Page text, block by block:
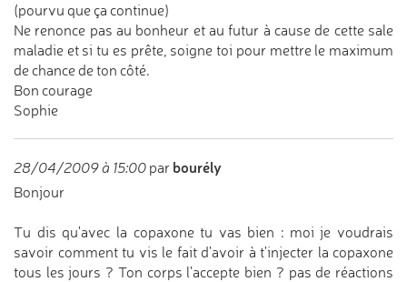
(pourvu que ça continue)
Ne renonce pas au bonheur et au futur à cause de cette sale
maladie et si tu es prête, soigne toi pour mettre le maximum
de chance de ton côté.
Bon courage
Sophie
28/04/2009 à 15:00 par bourély
Bonjour
Tu dis qu'avec la copaxone tu vas bien : moi je voudrais
savoir comment tu vis le fait d'avoir à t'injecter la copaxone
tous les jours ? Ton corps l'accepte bien ? pas de réactions